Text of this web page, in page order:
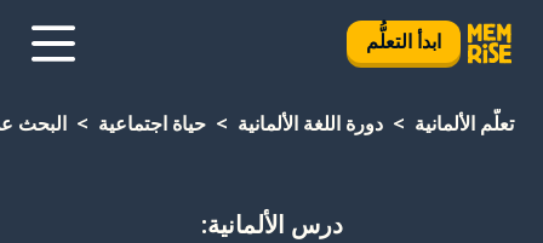
ابدأ التعلُّم
تعلَّم الألمانية دورة اللغة الألمانية حياة اجتماعية البحث
درس الألمانية: